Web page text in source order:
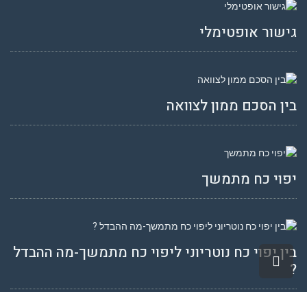
גישור אופטימלי
בין הסכם ממון לצוואה
יפוי כח מתמשך
בין יפוי כח נוטריוני ליפוי כח מתמשך-מה ההבדל
?
גלילה
העמוד